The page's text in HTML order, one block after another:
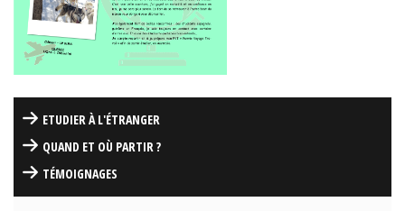
ETUDIER À L'ÉTRANGER
QUAND ET OÙ PARTIR ?
TÉMOIGNAGES